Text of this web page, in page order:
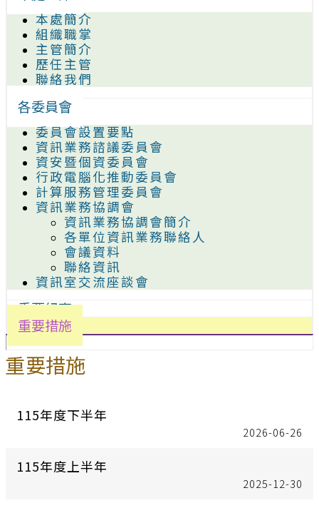
本處簡介
組織職掌
主管簡介
歷任主管
聯絡我們
各委員會
委員會設置要點
資訊業務諮議委員會
資安暨個資委員會
行政電腦化推動委員會
計算服務管理委員會
資訊業務協調會
資訊業務協調會簡介
各單位資訊業務聯絡人
會議資料
聯絡資訊
資訊室交流座談會
重要紀事
重要措施
重要措施
115年度下半年
2026-06-26
115年度上半年
2025-12-30